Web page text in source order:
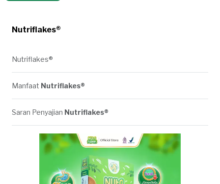
Nutriflakes®
Nutriflakes®
Manfaat Nutriflakes®
Saran Penyajian Nutriflakes®